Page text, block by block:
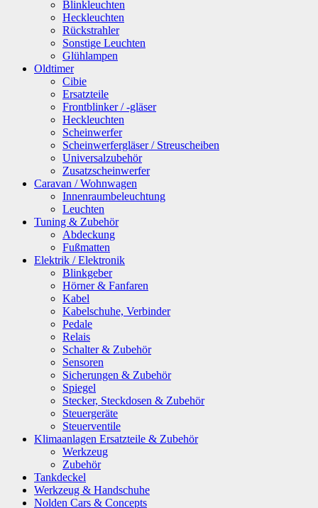
Blinkleuchten
Heckleuchten
Rückstrahler
Sonstige Leuchten
Glühlampen
Oldtimer
Cibie
Ersatzteile
Frontblinker / -gläser
Heckleuchten
Scheinwerfer
Scheinwerfergläser / Streuscheiben
Universalzubehör
Zusatzscheinwerfer
Caravan / Wohnwagen
Innenraumbeleuchtung
Leuchten
Tuning & Zubehör
Abdeckung
Fußmatten
Elektrik / Elektronik
Blinkgeber
Hörner & Fanfaren
Kabel
Kabelschuhe, Verbinder
Pedale
Relais
Schalter & Zubehör
Sensoren
Sicherungen & Zubehör
Spiegel
Stecker, Steckdosen & Zubehör
Steuergeräte
Steuerventile
Klimaanlagen Ersatzteile & Zubehör
Werkzeug
Zubehör
Tankdeckel
Werkzeug & Handschuhe
Nolden Cars & Concepts